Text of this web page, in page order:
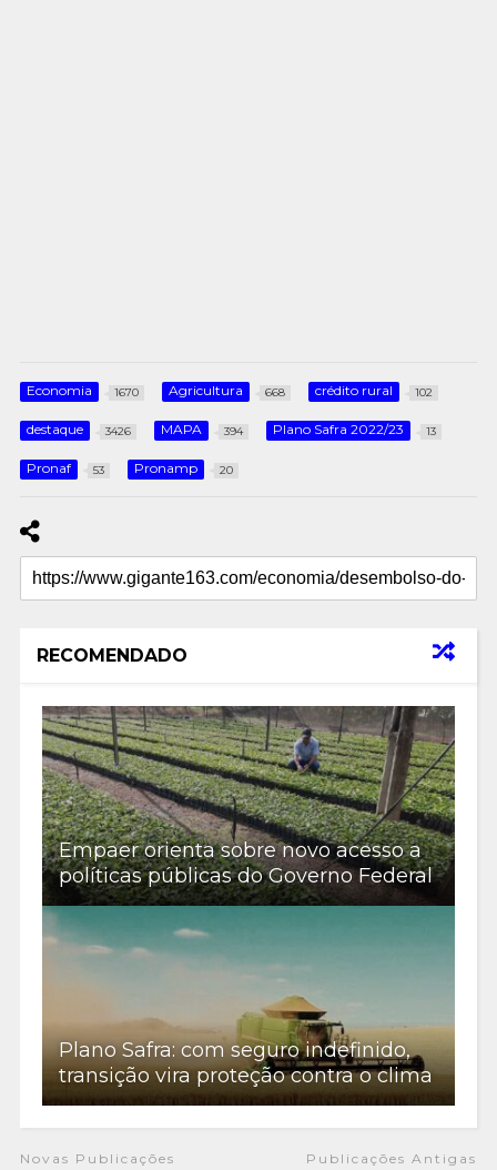
Economia 1670 Agricultura 668 crédito rural 102
destaque 3426 MAPA 394 Plano Safra 2022/23 13
Pronaf 53 Pronamp 20
RECOMENDADO
Empaer orienta sobre novo acesso a
políticas públicas do Governo Federal
Plano Safra: com seguro indefinido,
transição vira proteção contra o clima
Novas Publicações Publicações Antigas